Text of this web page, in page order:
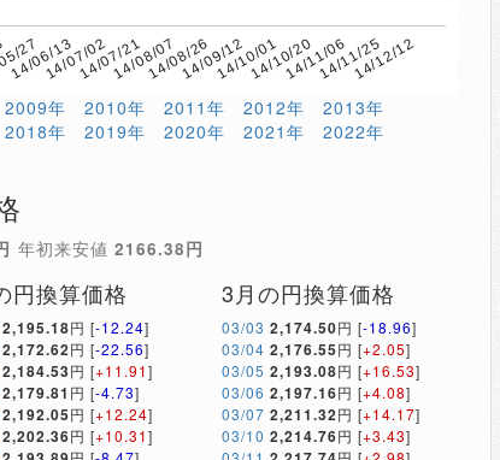
27
14/06/1314/07/0214/07/2114/08/0714/08/2614/09/1214/10/0114/10/2014/11/0614/11/2514/12/12
2009年 2010年 2011年 2012年
2013年
2018年 2019年 2020年 2021年
2022年
年初来安値 2166.38円
円換算価格
2,195.18円 [-12.24]
2,172.62円 [-22.56]
2,184.53円 [+11.91]
2,179.81 円 [-4.73]
2,192.05円 [+12.24]
2,202.36円 [+10.31]
3月の円換算価格
03/03 2,174.50円 [-18.96]
03/04 2,176.55円 [+2.05]
03/05 2,193.08円 [+16.53]
03/06 2,197.16円 [+4.08]
03/07 2,211.32円 [+14.17]
03/10 2,214.76円 [+3.43]